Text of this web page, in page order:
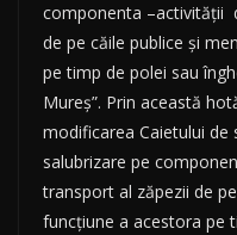
componenta –activității
de pe căile publice și
pe timp de polei sau
Mureș”. Prin această
modificarea Caietului de
salubrizare pe
transport al zăpezii de
funcțiune a acestora pe